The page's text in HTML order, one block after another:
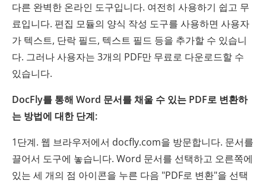
다른 완벽한 온라인 도구입니다. 여전히 사용하기 쉽고 무
료입니다. 편집 모듈의 양식 작성 도구를 사용하면 사용자
가 텍스트, 단락 필드, 텍스트 필드 등을 추가할 수 있습니
다. 그러나 사용자는 3개의 PDF만 무료로 다운로드할 수
있습니다.
DocFly를 통해 Word 문서를 채울 수 있는 PDF로 변환하
는 방법에 대한 단계:
1단계. 웹 브라우저에서 docfly.com을 방문합니다. 문서를
끌어서 도구에 놓습니다. Word 문서를 선택하고 오른쪽에
있는 세 개의 점 아이콘을 누른 다음 "PDF로 변환"을 선택